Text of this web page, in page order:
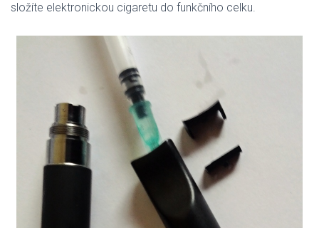
složíte elektronickou cigaretu do funkčního celku.